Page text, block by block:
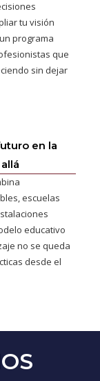
tu visión
programa
que
sin dejar
en la
escuelas
educativo
no se queda
desde el